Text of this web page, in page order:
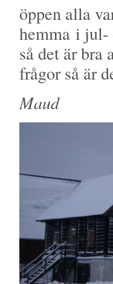
öppen alla
hemma i jul-
så det är bra
frågor så är
Maud